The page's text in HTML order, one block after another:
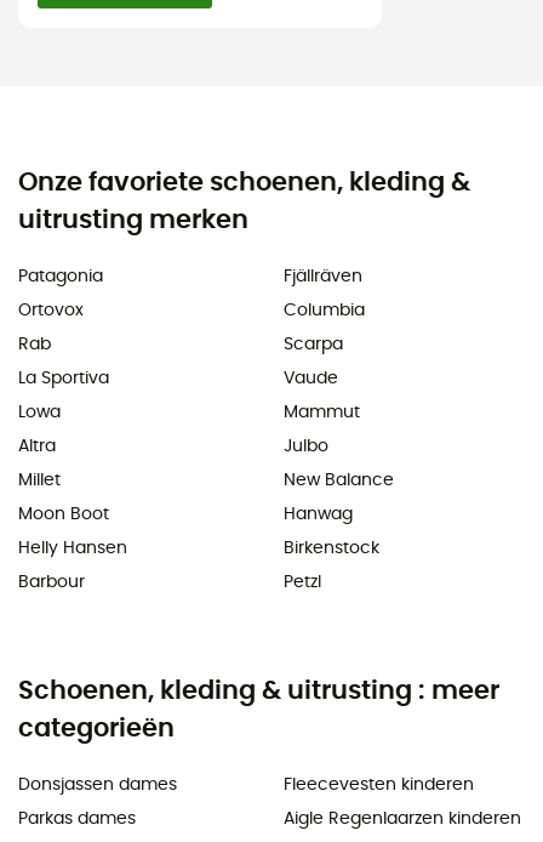
Onze favoriete schoenen, kleding &
uitrusting merken
Patagonia
Ortovox
Rab
La Sportiva
Lowa
Altra
Millet
Moon Boot
Helly Hansen
Barbour
Fjällräven
Columbia
Scarpa
Vaude
Mammut
Julbo
New Balance
Hanwag
Birkenstock
Petzl
Schoenen, kleding & uitrusting : meer
categorieën
Donsjassen dames
Parkas dames
Fleecevesten kinderen
Aigle Regenlaarzen kinderen